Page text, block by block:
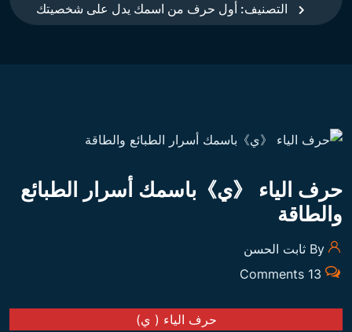
التصنيف: أول حرف من اسمك يدل على شخصيتك
حرف الياء 《ي》باسمك أسرار الطبائع
والطاقة
13 Comments
حرف الياء ( ي)